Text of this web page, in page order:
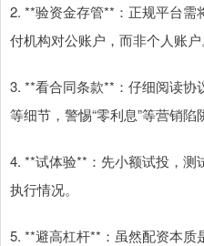
2. **验资金存管**：正规平台需
付机构对公账户，而非个人账户
3. **看合同条款**：仔细阅读
等细节，警惕“零利息”等营销陷
4. **试体验**：先小额试投，
执行情况。
5. **避高杠杆**：虽然配资本质